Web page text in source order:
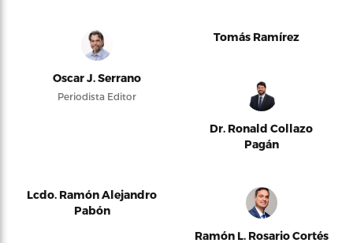
Oscar J. Serrano
Periodista Editor
Tomás Ramírez
Dr. Ronald Collazo
Pagán
Lcdo. Ramón Alejandro
Pabón
Ramón L. Rosario Cortés